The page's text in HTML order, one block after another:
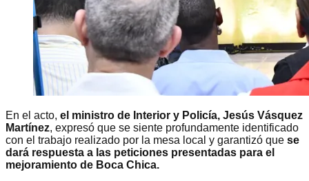
En el acto, el ministro de Interior y Policía, Jesús Vásquez
Martínez, expresó que se siente profundamente identificado
con el trabajo realizado por la mesa local y garantizó que se
dará respuesta a las peticiones presentadas para el
mejoramiento de Boca Chica.